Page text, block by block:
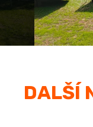
DALŠÍ